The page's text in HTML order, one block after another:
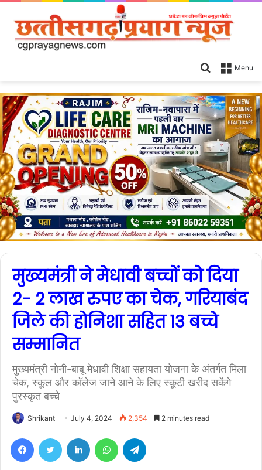
Menu
Search
मुख्यमंत्री ने मेधावी बच्चों को दिया
2- 2 लाख रुपए का चेक, गरियाबंद
जिले की होनिशा सहित 13 बच्चे
सम्मानित
मुख्यमंत्री नोनी-बाबू मेधावी शिक्षा सहायता योजना के अंतर्गत मिला
चेक, स्कूल और कॉलेज जाने आने के लिए स्कूटी खरीद सकेंगे
पुरस्कृत बच्चे
Shrikant July 4, 2024 2,354 2 minutes read